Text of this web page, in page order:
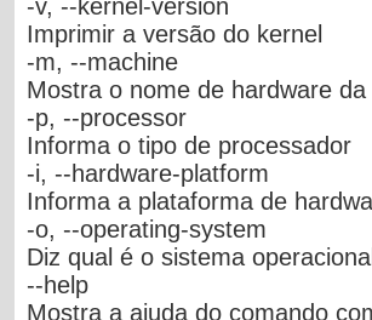
-v, --kernel-version
Imprimir a versão do kernel
-m, --machine
Mostra o nome de hardware
-p, --processor
Informa o tipo de processador
-i, --hardware-platform
Informa a plataforma de
-o, --operating-system
Diz qual é o sistema
--help
Mostra a ajuda do comando